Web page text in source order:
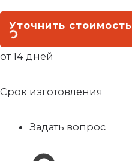
Уточнить стоимость
от 14 дней
Срок изготовления
Задать вопрос